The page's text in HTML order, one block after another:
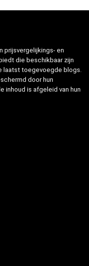
prijsvergelijkings- en
die beschikbaar zijn
laatst toegevoegde blogs.
door hun
inhoud is afgeleid van hun